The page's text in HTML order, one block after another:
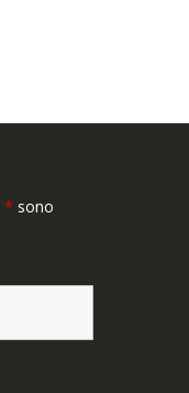
* sono